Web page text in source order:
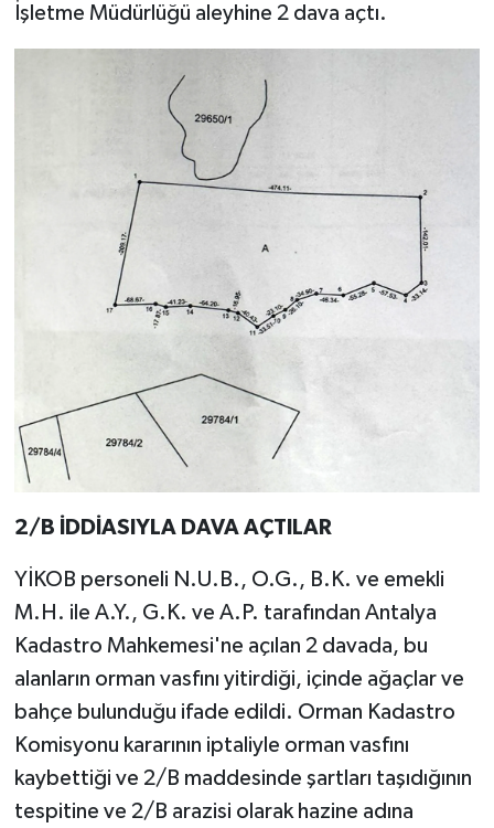
İşletme Müdürlüğü aleyhine 2 dava açtı.
2/B İDDİASIYLA DAVA AÇTILAR
YİKOB personeli N.U.B., O.G., B.K. ve emekli
M.H. ile A.Y., G.K. ve A.P. tarafından Antalya
Kadastro Mahkemesi'ne açılan 2 davada, bu
alanların orman vasfını yitirdiği, içinde ağaçlar ve
bahçe bulunduğu ifade edildi. Orman Kadastro
Komisyonu kararının iptaliyle orman vasfını
kaybettiği ve 2/B maddesinde şartları taşıdığının
tespitine ve 2/B arazisi olarak hazine adına